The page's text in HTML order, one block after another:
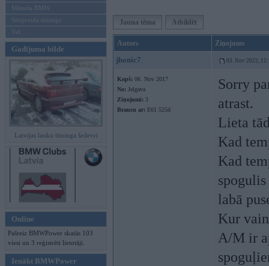
Mēneša BMW
Sērijveida tūnings
Vel...
Gadījuma bilde
Latvijas lauku tūninga šedevri
Online
Pašreiz BMWPower skatās 103
viesi un 3 reģistrēti lietotāji.
Ienākt BMWPower
Jauna tēma Atbildēt
Autors Ziņojums
jhonic7 03. Nov 2022,
Kopš: 06. Nov 2017
No: Jelgava
Ziņojumi: 3
Braucu ar: E61 525d
Sorry
atrast.
Lieta
Kad
Kad
labā
Kur
A/M ir